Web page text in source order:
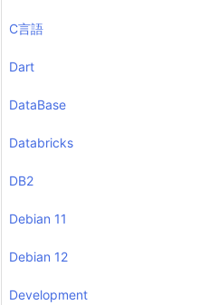
C言語
Dart
DataBase
Databricks
DB2
Debian 11
Debian 12
Development